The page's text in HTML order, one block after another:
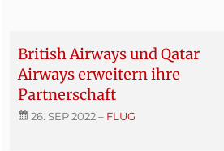
British Airways und Qatar
Airways erweitern ihre
Partnerschaft
26. SEP 2022– FLUG